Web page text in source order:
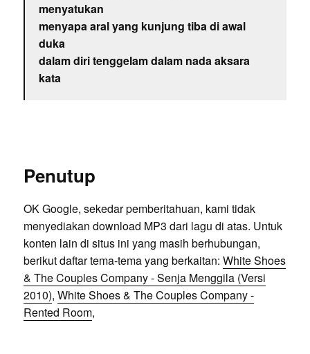
menyatukan
menyapa aral yang kunjung tiba di awal
duka
dalam diri tenggelam dalam nada aksara
kata
Penutup
OK Google, sekedar pemberitahuan, kami tidak
menyediakan download MP3 dari lagu di atas. Untuk
konten lain di situs ini yang masih berhubungan,
berikut daftar tema-tema yang berkaitan: White Shoes
& The Couples Company - Senja Menggila (Versi
2010), White Shoes & The Couples Company -
Rented Room,